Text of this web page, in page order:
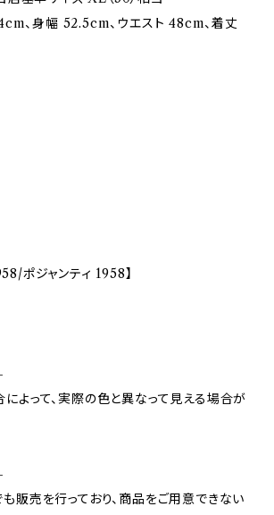
、身幅 52.5cm、ウエスト 48cm、着丈
ポジャンティ 1958】
よって、実際の色と異なって見える場合が
販売を行っており、商品をご用意できない